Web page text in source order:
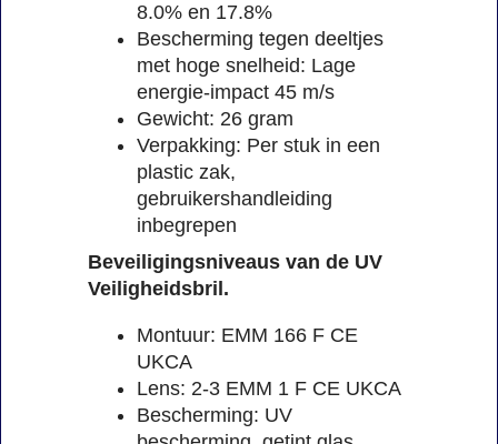
8.0% en 17.8%
Bescherming tegen deeltjes
met hoge snelheid: Lage
energie-impact 45 m/s
Gewicht: 26 gram
Verpakking: Per stuk in een
plastic zak,
gebruikershandleiding
inbegrepen
Beveiligingsniveaus van de UV
Veiligheidsbril.
Montuur: EMM 166 F CE
UKCA
Lens: 2-3 EMM 1 F CE UKCA
Bescherming: UV